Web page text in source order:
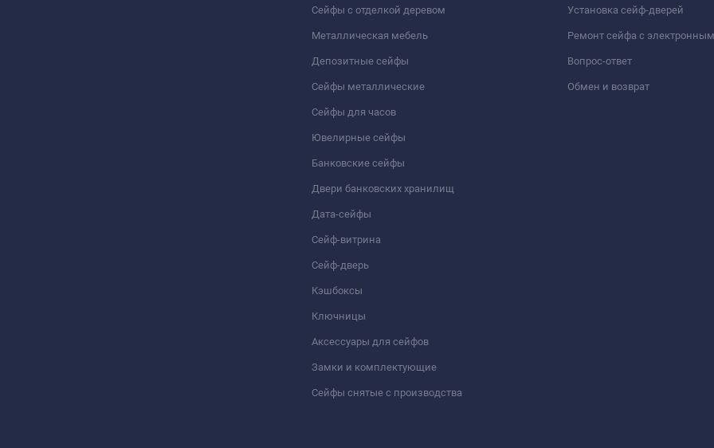
Сейфы с отделкой деревом
Металлическая мебель
Депозитные сейфы
Сейфы металлические
Сейфы для часов
Ювелирные сейфы
Банковские сейфы
Двери банковских хранилищ
Дата-сейфы
Сейф-витрина
Сейф-дверь
Кэшбоксы
Ключницы
Аксессуары для сейфов
Замки и комплектующие
Сейфы снятые с производства
Установка сейф-дверей
Ремонт сейфа с
Вопрос-ответ
Обмен и возврат